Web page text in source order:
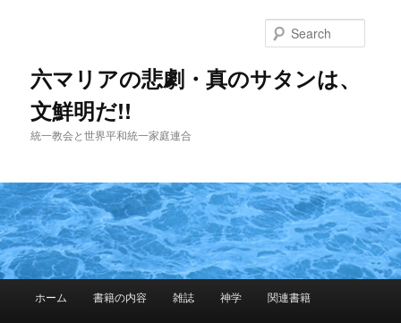
content六マリアの悲劇・真のサタンは、
文鮮明だ!!
統一教会と世界平和統一家庭連合
ホーム 書籍の内容 雑誌 神学 関連書籍